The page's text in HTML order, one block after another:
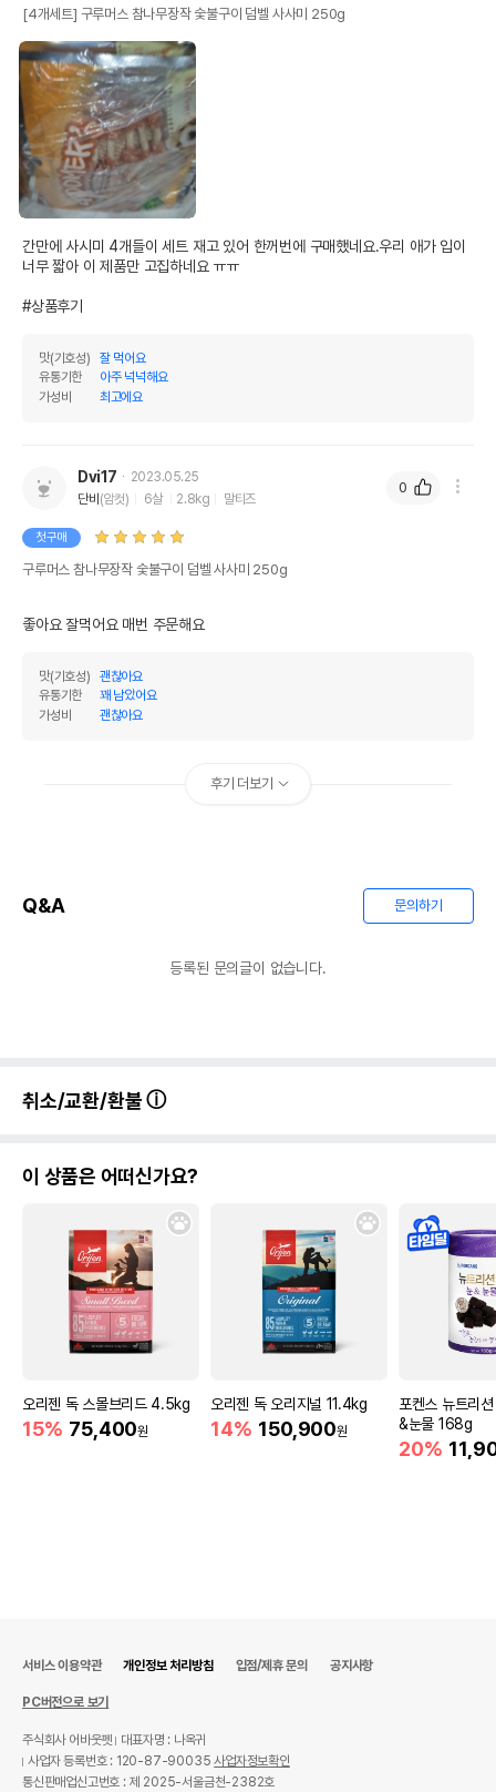
[4개세트] 구루머스 참나무장작 숯불구이 덤벨 사사미 250g
간만에 사시미 4개들이 세트 재고 있어 한꺼번에 구매했네요.우리 애가 입이
너무 짧아 이 제품만 고집하네요 ㅠㅠ
#상품후기
맛(기호성)
잘 먹어요
유통기한
아주 넉넉해요
가성비
최고에요
Dvi17
2023.05.25
단비(암컷) 6살 2.8kg 말티즈
첫구매
구루머스 참나무장작 숯불구이 덤벨 사사미 250g
좋아요 잘먹어요 매번 주문해요
맛(기호성)
괜찮아요
유통기한
꽤 남았어요
가성비
괜찮아요
0
후기 더보기
Q&A 문의하기
등록된 문의글이 없습니다.
취소/교환/환불
이 상품은 어떠신가요?
오리젠 독 스몰브리드 4.5kg
15% 75,400원
오리젠 독 오리지널 11.4kg
14% 150,900원
포켄스 뉴트리
&눈물 168g
20%
서비스 이용약관 개인정보 처리방침 입점/제휴 문의 공지사항
PC버전으로 보기
주식회사 어바웃펫
대표자명 : 나옥귀
사업자 등록번호 : 120-87-90035사업자정보확인
통신판매업신고번호 : 제 2025-서울금천-2382호